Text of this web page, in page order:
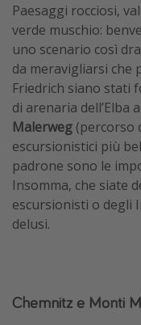
Paesaggi rocciosi,
verde muschio:
uno scenario così
da meravigliarsi che
Friedrich siano stati
di arenaria dell’Elba
Malerweg (percorso
escursionistici più
padrone sono le
Insomma, che siate
escursionisti o degli
delusi.
Chemnitz e Monti